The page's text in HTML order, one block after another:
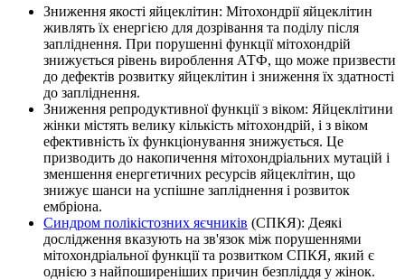
Зниження якості яйцеклітин: Мітохондрії яйцеклітин
живлять їх енергією для дозрівання та поділу після
запліднення. При порушенні функції мітохондрій
знижується рівень вироблення АТФ, що може призвести
до дефектів розвитку яйцеклітин і зниження їх здатності
до запліднення.
Зниження репродуктивної функції з віком: Яйцеклітини
жінки містять велику кількість мітохондрій, і з віком
ефективність їх функціонування знижується. Це
призводить до накопичення мітохондріальних мутацій і
зменшення енергетичних ресурсів яйцеклітин, що
знижує шанси на успішне запліднення і розвиток
ембріона.
Синдром полікістозних яєчників (СПКЯ): Деякі
дослідження вказують на зв'язок між порушеннями
мітохондріальної функції та розвитком СПКЯ, який є
однією з найпоширеніших причин безпліддя у жінок.